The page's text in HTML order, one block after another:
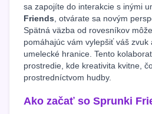
sa zapojíte do interakcie s inými
Friends , otvárate sa novým
Spätná väzba od rovesníkov
pomáhajúc vám vylepšiť váš zvuk
umelecké hranice. Tento
prostredie, kde kreativita kvitne,
prostredníctvom hudby.
Ako začať so Sprunki